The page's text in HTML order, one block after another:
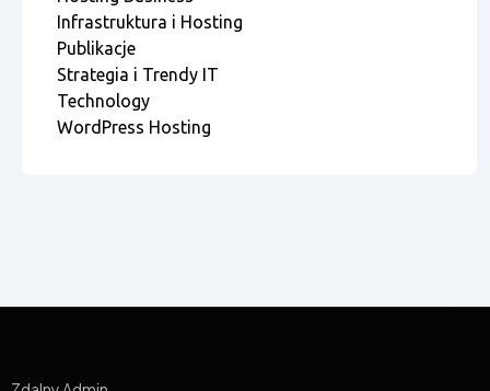
Infrastruktura i Hosting
Publikacje
Strategia i Trendy IT
Technology
WordPress Hosting